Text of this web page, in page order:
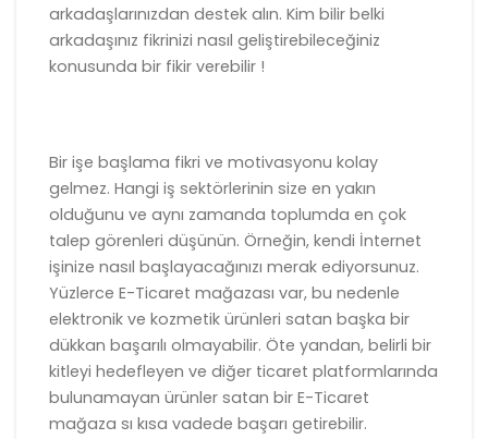
arkadaşlarınızdan destek alın. Kim bilir belki
arkadaşınız fikrinizi nasıl geliştirebileceğiniz
konusunda bir fikir verebilir !
Bir işe başlama fikri ve motivasyonu kolay
gelmez. Hangi iş sektörlerinin size en yakın
olduğunu ve aynı zamanda toplumda en çok
talep görenleri düşünün. Örneğin, kendi İnternet
işinize nasıl başlayacağınızı merak ediyorsunuz.
Yüzlerce E-Ticaret mağazası var, bu nedenle
elektronik ve kozmetik ürünleri satan başka bir
dükkan başarılı olmayabilir. Öte yandan, belirli bir
kitleyi hedefleyen ve diğer ticaret platformlarında
bulunamayan ürünler satan bir E-Ticaret
mağaza sı kısa vadede başarı getirebilir.